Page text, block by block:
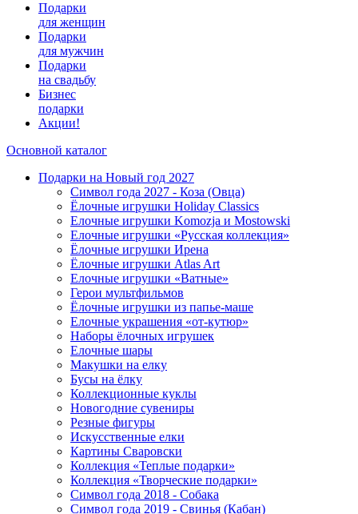
Подарки
для женщин
Подарки
для мужчин
Подарки
на свадьбу
Бизнес
подарки
Акции!
Основной каталог
Подарки на Новый год 2027
Символ года 2027 - Коза (Овца)
Ёлочные игрушки Holiday Classics
Елочные игрушки Komozja и Mostowski
Елочные игрушки «Русская коллекция»
Ёлочные игрушки Ирена
Ёлочные игрушки Atlas Art
Елочные игрушки «Ватные»
Герои мультфильмов
Ёлочные игрушки из папье-маше
Елочные украшения «от-кутюр»
Наборы ёлочных игрушек
Елочные шары
Макушки на елку
Бусы на ёлку
Коллекционные куклы
Новогодние сувениры
Резные фигуры
Искусственные елки
Картины Сваровски
Коллекция «Теплые подарки»
Коллекция «Творческие подарки»
Символ года 2018 - Собака
Символ года 2019 - Свинья (Кабан)